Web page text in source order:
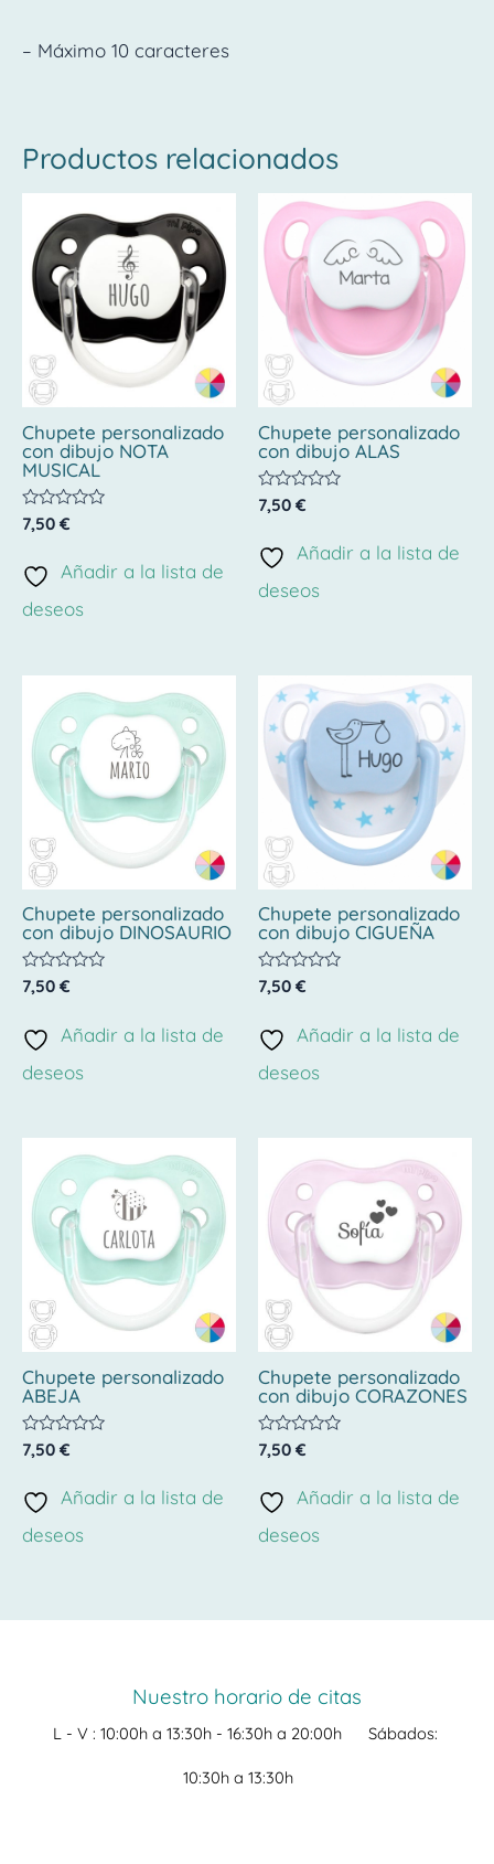
– Máximo 10 caracteres
Productos relacionados
Chupete personalizado
con dibujo NOTA
MUSICAL
Valorado
con
de
5
7,50 €
Añadir a la lista de
deseos
Chupete personalizado
con dibujo ALAS
Valorado
con
de
5
7,50 €
Añadir a la lista de
deseos
Chupete personalizado
con dibujo DINOSAURIO
Valorado
con
de
5
7,50 €
Añadir a la lista de
deseos
Chupete personalizado
con dibujo CIGUEÑA
Valorado
con
de
5
7,50 €
Añadir a la lista de
deseos
Chupete personalizado
ABEJA
Valorado
con
de
5
7,50 €
Añadir a la lista de
deseos
Chupete personalizado
con dibujo CORAZONES
Valorado
con
de
5
7,50 €
Añadir a la lista de
deseos
Nuestro horario de citas
L - V : 10:00h a 13:30h - 16:30h a 20:00h Sábados:
10:30h a 13:30h